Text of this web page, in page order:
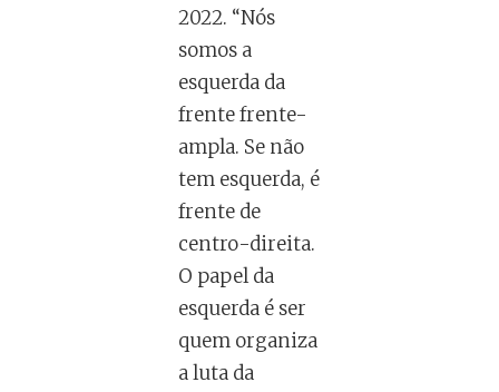
2022. “Nós
somos a
esquerda da
frente frente-
ampla. Se não
tem esquerda, é
frente de
centro-direita.
O papel da
esquerda é ser
quem organiza
a luta da